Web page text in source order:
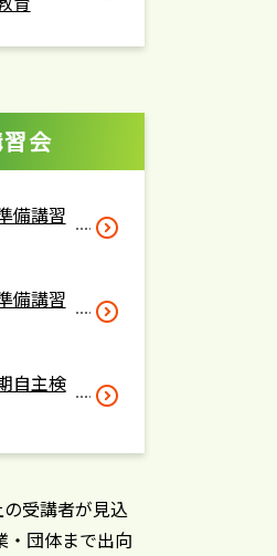
会
備講習
備講習
自主検
受講者が見込
・団体まで出向